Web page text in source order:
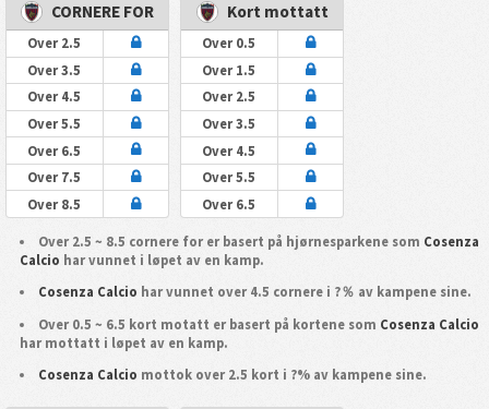
CORNERE FOR
Over 2.5
Over 3.5
Over 4.5
Over 5.5
Over 6.5
Over 7.5
Over 8.5
Kort mottatt
Over 0.5
Over 1.5
Over 2.5
Over 3.5
Over 4.5
Over 5.5
Over 6.5
Over 2.5 ~ 8.5 cornere for er basert på hjørnesparkene som Cosenza
Calcio har vunnet i løpet av en kamp.
Cosenza Calcio har vunnet over 4.5 cornere i ?％ av kampene sine.
Over 0.5 ~ 6.5 kort motatt er basert på kortene som Cosenza Calcio
har mottatt i løpet av en kamp.
Cosenza Calcio mottok over 2.5 kort i ?% av kampene sine.